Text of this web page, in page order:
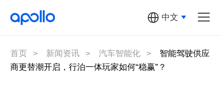
汽车机器人
萝卜快跑
多元汽车机器人
中文
首页 > 新闻资讯 > 汽车智能化 >
智能驾驶供应
商更替潮开启，行泊一体玩家如何“稳赢”？